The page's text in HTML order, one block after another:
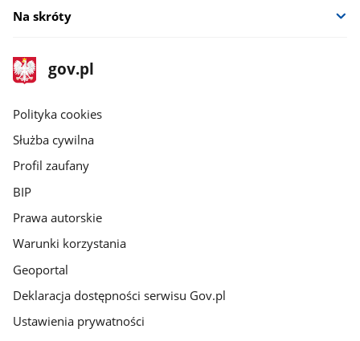
Na skróty
stopka
gov.pl
Strona
gov.pl
gov.pl
Polityka cookies
Służba cywilna
Profil zaufany
BIP
Prawa autorskie
Warunki korzystania
Geoportal
Deklaracja dostępności serwisu Gov.pl
Ustawienia prywatności